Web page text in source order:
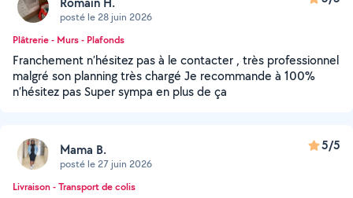
posté le 28 juin 2026
Plâtrerie - Murs - Plafonds
Franchement n’hésitez pas à le contacter , très professionnel
malgré son planning très chargé Je recommande à 100%
n’hésitez pas Super sympa en plus de ça
Mama B.
posté le 27 juin 2026
5/5
Livraison - Transport de colis